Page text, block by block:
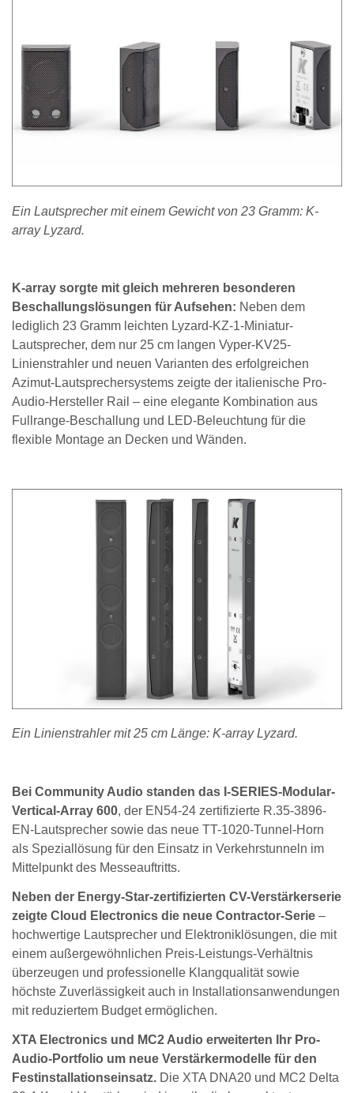
Ein Lautsprecher mit einem Gewicht von 23 Gramm: K-
array Lyzard.
K-array sorgte mit gleich mehreren besonderen
Beschallungslösungen für Aufsehen: Neben dem
lediglich 23 Gramm leichten Lyzard-KZ-1-Miniatur-
Lautsprecher, dem nur 25 cm langen Vyper-KV25-
Linienstrahler und neuen Varianten des erfolgreichen
Azimut-Lautsprechersystems zeigte der italienische Pro-
Audio-Hersteller Rail – eine elegante Kombination aus
Fullrange-Beschallung und LED-Beleuchtung für die
flexible Montage an Decken und Wänden.
Ein Linienstrahler mit 25 cm Länge: K-array Lyzard.
Bei Community Audio standen das I-SERIES-Modular-
Vertical-Array 600, der EN54-24 zertifizierte R.35-3896-
EN-Lautsprecher sowie das neue TT-1020-Tunnel-Horn
als Speziallösung für den Einsatz in Verkehrstunneln im
Mittelpunkt des Messeauftritts.
Neben der Energy-Star-zertifizierten CV-Verstärkerserie
zeigte Cloud Electronics die neue Contractor-Serie –
hochwertige Lautsprecher und Elektroniklösungen, die mit
einem außergewöhnlichen Preis-Leistungs-Verhältnis
überzeugen und professionelle Klangqualität sowie
höchste Zuverlässigkeit auch in Installationsanwendungen
mit reduziertem Budget ermöglichen.
XTA Electronics und MC2 Audio erweiterten Ihr Pro-
Audio-Portfolio um neue Verstärkermodelle für den
Festinstallationseinsatz. Die XTA DNA20 und MC2 Delta